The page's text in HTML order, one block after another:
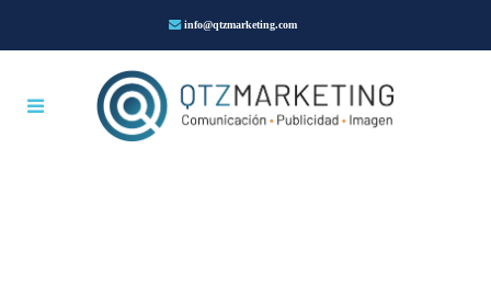
info@qtzmarketing.com